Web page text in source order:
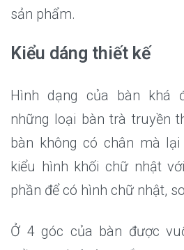
sản phẩm.
Kiểu dáng thiết kế
Hình dạng của bàn khá
những loại bàn trà truyền
bàn không có chân mà
kiểu hình khối chữ nhật
phần để có hình chữ nhật,
Ở 4 góc của bàn được